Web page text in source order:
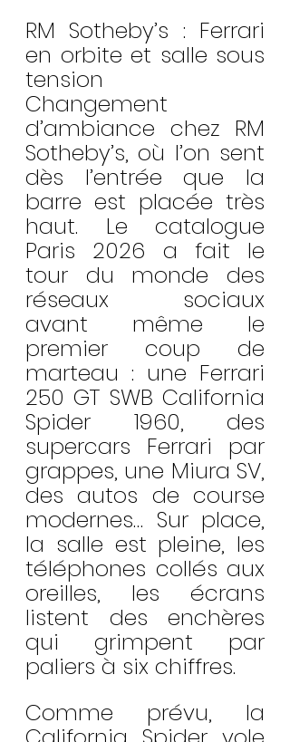
RM Sotheby’s : Ferrari
en orbite et salle sous
tension
Changement
d’ambiance chez RM
Sotheby’s, où l’on sent
dès l’entrée que la
barre est placée très
haut. Le catalogue
Paris 2026 a fait le
tour du monde des
réseaux sociaux
avant même le
premier coup de
marteau : une Ferrari
250 GT SWB California
Spider 1960, des
supercars Ferrari par
grappes, une Miura SV,
des autos de course
modernes… Sur place,
la salle est pleine, les
téléphones collés aux
oreilles, les écrans
listent des enchères
qui grimpent par
paliers à six chiffres.
Comme prévu, la